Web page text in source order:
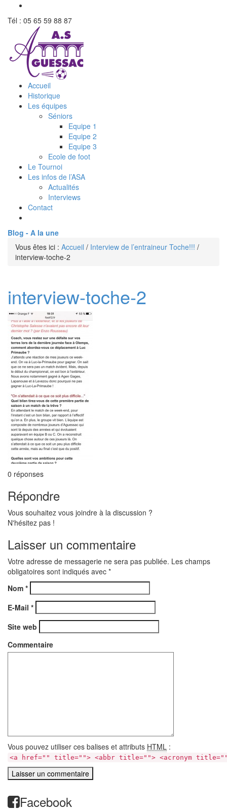
Tél : 05 65 59 88 87
Accueil
Historique
Les équipes
Séniors
Equipe 1
Equipe 2
Equipe 3
Ecole de foot
Le Tournoi
Les infos de l’ASA
Actualités
Interviews
Contact
Blog - A la une
Vous êtes ici : Accueil / Interview de l’entraineur Toche!!! /
interview-toche-2
interview-toche-2
0 réponses
Répondre
Vous souhaitez vous joindre à la discussion ?
N'hésitez pas !
Laisser un commentaire
Votre adresse de messagerie ne sera pas publiée. Les champs
obligatoires sont indiqués avec *
Nom *
E-Mail *
Site web
Commentaire
Vous pouvez utiliser ces balises et attributs HTML :
<a href="" title=""> <abbr title=""> <acronym
Facebook